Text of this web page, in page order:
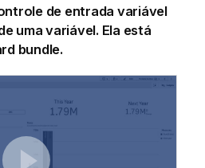
de entrada variável
uma variável. Ela está
bundle.